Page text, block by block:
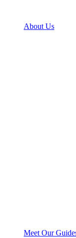
About Us
Meet Our